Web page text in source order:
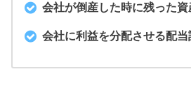
会社が倒産した時に残った
会社に利益を分配させる配当